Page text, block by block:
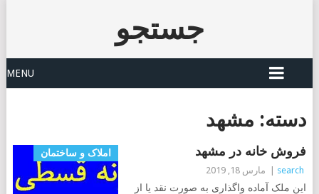
جستجو
MENU
دسته: مشهد
املاک و ساختمان فروش خانه در مشهد
search مارس 18, 2019
این ملک آماده واگذاری به صورت نقد یا از